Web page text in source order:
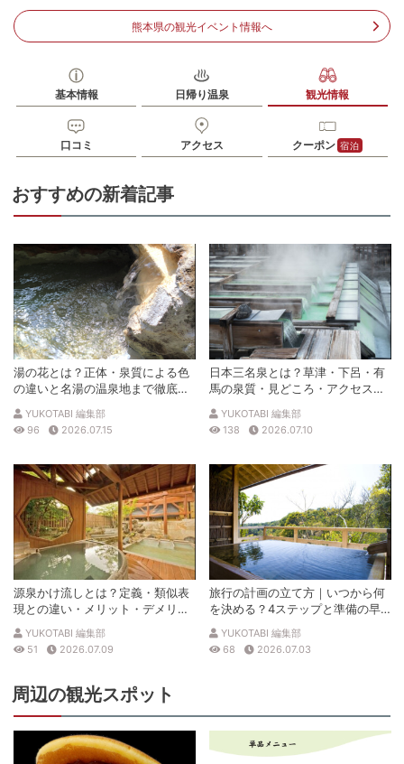
0967440076
※黒川温泉観光旅館協同組合(9:00～18:00)
問合せください。
※ 料金情報は税込・税抜表記が混ざっております。正しい金額はご利用前にご
自身でお問合せください。
熊本県の観光イベント情報へ
基本情報 日帰り温泉 観光情報
口コミ アクセス クーポン 宿泊
おすすめの新着記事
湯の花とは？正体・泉質による色
の違いと名湯の温泉地まで徹底解
説
YUKOTABI 編集部
96
2026.07.15
日本三名泉とは？草津・下呂・有
馬の泉質・見どころ・アクセスを
徹底解説
YUKOTABI 編集部
138
2026.07.10
源泉かけ流しとは？定義・類似表
現との違い・メリット・デメリッ
トを解説
YUKOTABI 編集部
51
2026.07.09
旅行の計画の立て方｜いつから何
を決める？4ステップと準備の早
見表
YUKOTABI 編集部
68
2026.07.03
周辺の観光スポット